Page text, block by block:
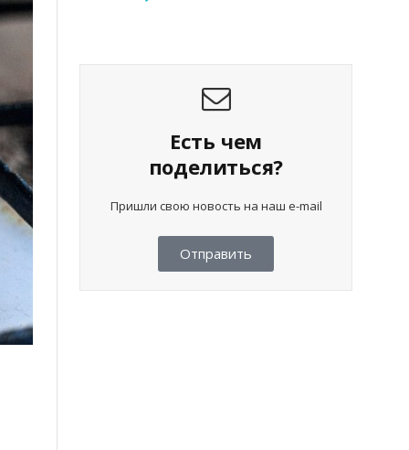
Есть чем
поделиться?
Пришли свою новость на наш e-mail
Отправить